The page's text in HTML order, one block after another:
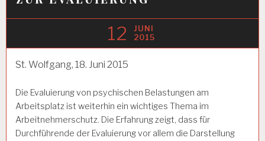
12
JUNI
2015
St. Wolfgang, 18. Juni 2015
Die Evaluierung von psychischen Belastungen am
Arbeitsplatz ist weiterhin ein wichtiges Thema im
Arbeitnehmerschutz. Die Erfahrung zeigt, dass für
Durchführende der Evaluierung vor allem die Darstellung